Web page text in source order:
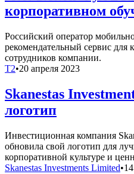
корпоративном
Российский оператор
рекомендательный сервис для
сотрудников компании.
T2•20 апреля 2023
Skanestas
логотип
Инвестиционная компания
обновила свой логотип для
корпоративной культуре и
Skanestas Investments Limited•